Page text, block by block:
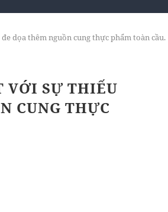
dọa thêm nguồn cung thực phẩm toàn cầu.
VỚI SỰ THIẾU
CUNG THỰC